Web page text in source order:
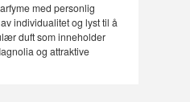
med personlig
individualitet og lyst til å
duft som inneholder
og attraktive